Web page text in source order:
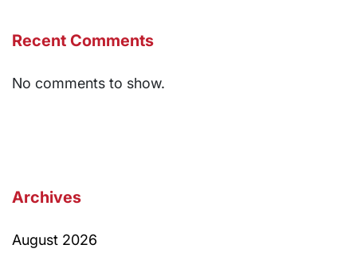
Recent Comments
No comments to show.
Archives
August 2026